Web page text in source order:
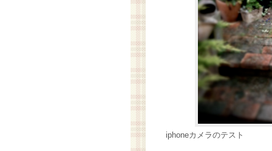
iphoneカメラのテスト